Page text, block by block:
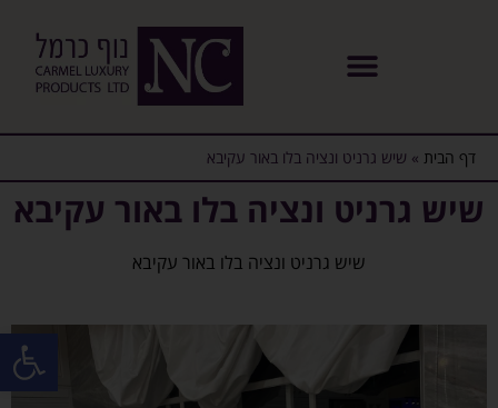
פתח
דף הבית » שיש גרניט ונציה בלו באור עקיבא
שיש גרניט ונציה בלו באור עקיבא
שיש גרניט ונציה בלו באור עקיבא